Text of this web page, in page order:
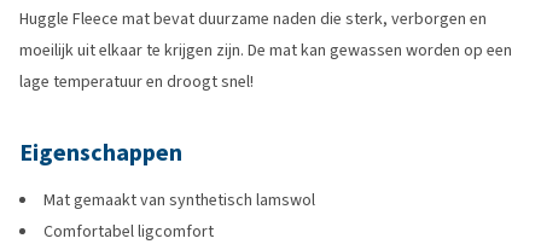
Huggle Fleece mat bevat duurzame naden die sterk, verborgen en
moeilijk uit elkaar te krijgen zijn. De mat kan gewassen worden op een
lage temperatuur en droogt snel!
Eigenschappen
Mat gemaakt van synthetisch lamswol
Comfortabel ligcomfort